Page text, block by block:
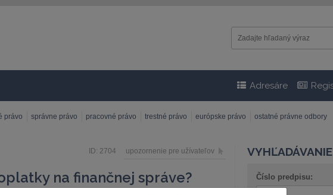
Adresáre
právo správne právo pracovné právo trestné právo európske právo ostatné právne odbory
ID: 2704 upozornenie pre užívateľov
na finančnej správe? Číslo predpisu: